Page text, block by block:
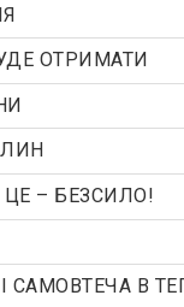
ОТРИМАТИ
– БЕЗСИЛО!
САМОВТЕЧА В